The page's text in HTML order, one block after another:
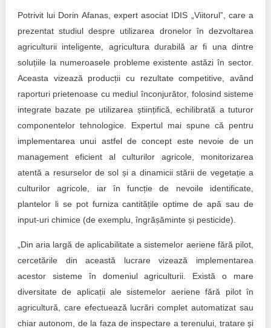
Potrivit lui Dorin Afanas, expert asociat IDIS „Viitorul”, care a
prezentat studiul despre utilizarea dronelor în dezvoltarea
agriculturii inteligente, agricultura durabilă ar fi una dintre
soluțiile la numeroasele probleme existente astăzi în sector.
Aceasta vizează producții cu rezultate competitive, având
raporturi prietenoase cu mediul înconjurător, folosind sisteme
integrate bazate pe utilizarea științifică, echilibrată a tuturor
componentelor tehnologice. Expertul mai spune că pentru
implementarea unui astfel de concept este nevoie de un
management eficient al culturilor agricole, monitorizarea
atentă a resurselor de sol și a dinamicii stării de vegetație a
culturilor agricole, iar în funcție de nevoile identificate,
plantelor li se pot furniza cantitățile optime de apă sau de
input-uri chimice (de exemplu, îngrășăminte și pesticide).
„Din aria largă de aplicabilitate a sistemelor aeriene fără pilot,
cercetările din această lucrare vizează implementarea
acestor sisteme în domeniul agriculturii. Există o mare
diversitate de aplicații ale sistemelor aeriene fără pilot în
agricultură, care efectuează lucrări complet automatizat sau
chiar autonom, de la faza de inspectare a terenului, tratare și